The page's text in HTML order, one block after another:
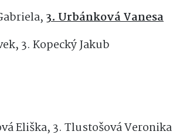
3. Urbánková Vanesa
3. Kopecký Jakub
Eliška, 3. Tlustošová Veronika